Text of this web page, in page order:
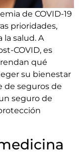
de COVID-19
prioridades,
salud. A
COVID, es
qué
su bienestar
de seguros de
seguro de